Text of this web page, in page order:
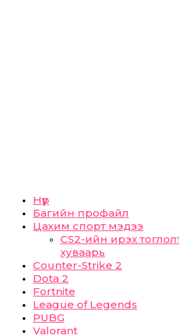
Нүүр
Багийн профайл
Цахим спорт мэдээ
CS2-ийн ирэх
хуваарь
Counter-Strike 2
Dota 2
Fortnite
League of Legends
PUBG
Valorant